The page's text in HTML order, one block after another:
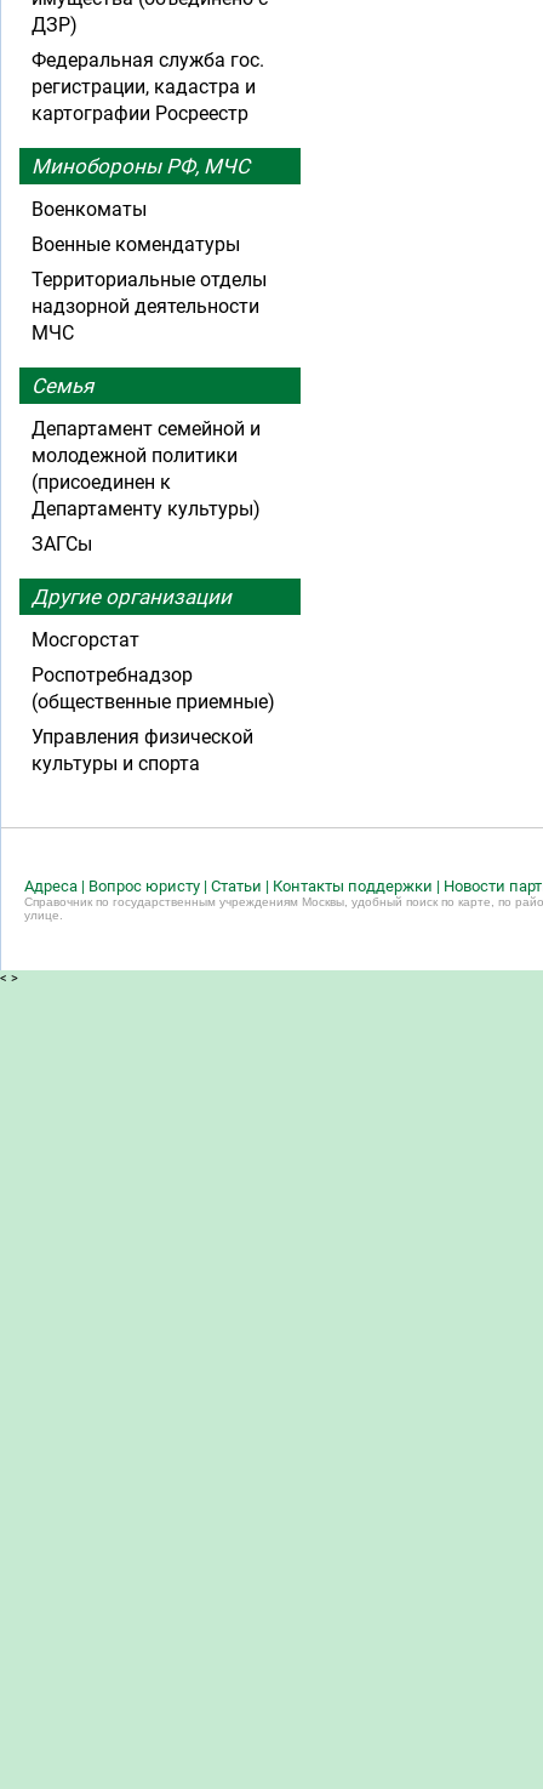
ДЗР)
Федеральная служба гос.
регистрации, кадастра и
картографии Росреестр
Минобороны РФ, МЧС
Военкоматы
Военные комендатуры
Территориальные отделы
надзорной деятельности
МЧС
Семья
Департамент семейной и
молодежной политики
(присоединен к
Департаменту культуры)
ЗАГСы
Другие организации
Мосгорстат
Роспотребнадзор
(общественные приемные)
Управления физической
культуры и спорта
Адреса | Вопрос юристу | Статьи | Контакты поддержки | Новости
Справочник по государственным учреждениям Москвы, удобный поиск по карте, по
улице.
< >